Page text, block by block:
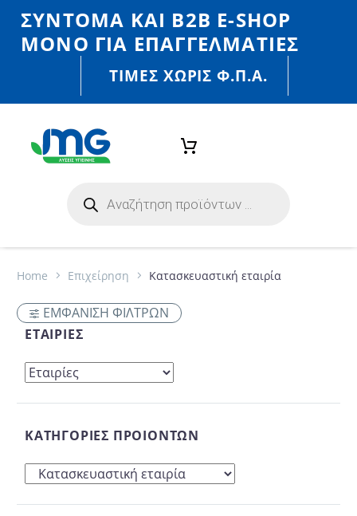
ΣΎΝΤΟΜΑ ΚΑΙ Β2Β E-SHOP
MONO ΓΙΑ ΕΠΑΓΓΕΛΜΑΤΊΕΣ
ΤΙΜΈΣ ΧΩΡΙΣ Φ.Π.Α.
Home Eπιχείρηση Κατασκευαστική εταιρία
ΕΜΦΑΝΙΣΗ ΦΙΛΤΡΩΝ
ΕΤΑΙΡΊΕΣ
ΚΑΤΗΓΟΡΊΕΣ ΠΡΟΙΌΝΤΩΝ